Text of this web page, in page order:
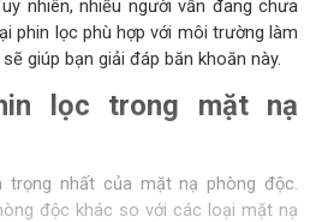
nhiên, nhiều người vẫn đang chưa
phin lọc phù hợp với môi trường làm
giúp bạn giải đáp băn khoăn này.
lọc trong mặt nạ
trọng nhất của mặt nạ phòng độc.
độc khác so với các loại mặt nạ